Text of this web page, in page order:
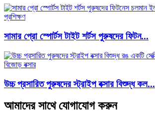
সামার প্রো স্পোর্টস টাইট শর্টস পুরুষদের ফিটন...
উচ্চ প্রসারিত পুরুষদের স্ট্রাইপ বক্সার বিশুদ্ধ কল...
আমাদের সাথে যোগাযোগ করুন